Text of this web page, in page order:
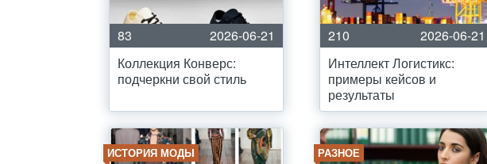
83
2026-06-21
Коллекция Конверс:
подчеркни свой стиль
210
2026-06-21
Интеллект Логистикс:
примеры кейсов и
результаты
ИСТОРИЯ МОДЫ РАЗНОЕ